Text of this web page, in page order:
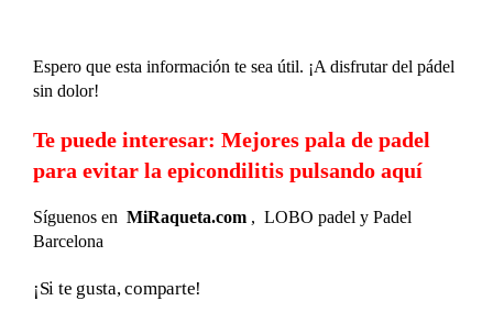
Espero que esta información te sea útil. ¡A disfrutar del pádel
sin dolor!
Te puede interesar: Mejores pala de padel
para evitar la epicondilitis pulsando aquí
Síguenos en MiRaqueta.com , LOBO padel y Padel
Barcelona
¡Si te gusta, comparte!